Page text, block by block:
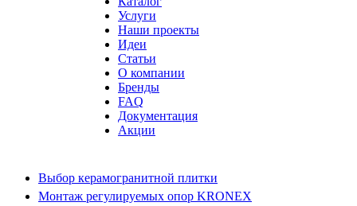
Услуги
Наши проекты
Идеи
Статьи
О компании
Бренды
FAQ
Документация
Акции
Выбор керамогранитной плитки
Монтаж регулируемых опор KRONEX